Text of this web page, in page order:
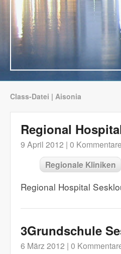
Class-Datei | Aisonia
Regional
9 April 2012 | 0 Kommentare
Regionale Kliniken
Regional Hospital
3Grundschule
6 März 2012 | 0